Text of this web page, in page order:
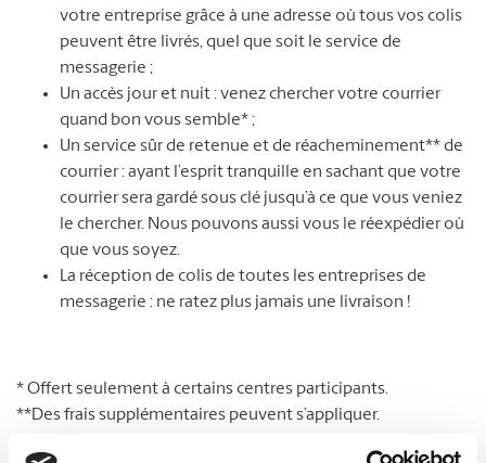
votre entreprise grâce à une adresse où tous vos colis
peuvent être livrés, quel que soit le service de
messagerie ;
Un accès jour et nuit : venez chercher votre courrier
quand bon vous semble* ;
Un service sûr de retenue et de réacheminement** de
courrier : ayant l’esprit tranquille en sachant que votre
courrier sera gardé sous clé jusqu’à ce que vous veniez
le chercher. Nous pouvons aussi vous le réexpédier où
que vous soyez.
La réception de colis de toutes les entreprises de
messagerie : ne ratez plus jamais une livraison !
* Offert seulement à certains centres participants.
**Des frais supplémentaires peuvent s’appliquer.